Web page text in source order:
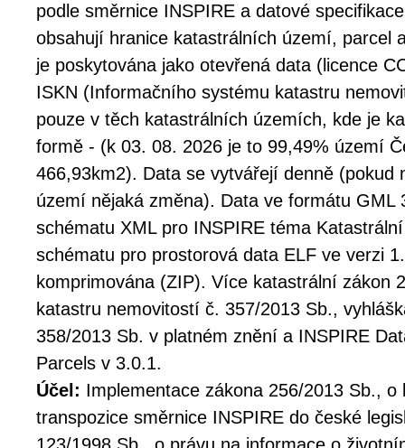
podle směrnice INSPIRE a datové
obsahují hranice katastrálních území, parcel
je poskytována jako otevřená data (licence
ISKN (Informačního systému katastru
pouze v těch katastrálních územích, kde je
formě - (k 03. 08. 2026 je to 99,49% území
466,93km2). Data se vytvářejí denně (pokud
území nějaká změna). Data ve formátu GML
schématu XML pro INSPIRE téma
schématu pro prostorová data ELF ve verzi
komprimována (ZIP). Více katastrální zákon
katastru nemovitostí č. 357/2013 Sb.,
358/2013 Sb. v platném znění a INSPIRE
Parcels v 3.0.1.
Účel: Implementace zákona 256/2013 Sb.,
transpozice směrnice INSPIRE do české